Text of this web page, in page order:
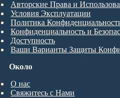
Около
О нас
Свяжитесь с Нами
Авторские Права и
Условия Эксплуатации
Политика
Конфиденциальность и
Доступность
Ваши Варианты Защиты